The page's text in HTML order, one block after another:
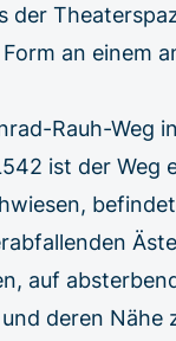
der
an einem
Rauh-Weg
ist der Weg
auf
deren Nähe